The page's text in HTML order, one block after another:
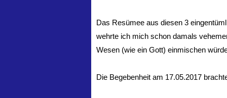
Das Resümee aus diesen 3
wehrte ich mich schon damals
Wesen (wie ein Gott) einmischen
Die Begebenheit am 17.05.2017